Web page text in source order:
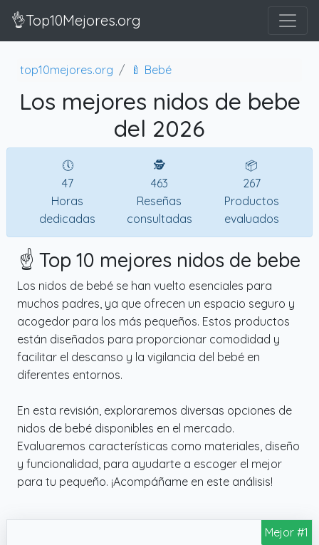
👌Top10Mejores.org
top10mejores.org 🍼 Bebé
Los mejores nidos de bebe
del 2026
🕔
47
Horas
dedicadas
🕵
463
Reseñas
consultadas
📦
267
Productos
evaluados
☝️ Top 10 mejores nidos de bebe
Los nidos de bebé se han vuelto esenciales para
muchos padres, ya que ofrecen un espacio seguro y
acogedor para los más pequeños. Estos productos
están diseñados para proporcionar comodidad y
facilitar el descanso y la vigilancia del bebé en
diferentes entornos.
En esta revisión, exploraremos diversas opciones de
nidos de bebé disponibles en el mercado.
Evaluaremos características como materiales, diseño
y funcionalidad, para ayudarte a escoger el mejor
para tu pequeño. ¡Acompáñame en este análisis!
Mejor #1